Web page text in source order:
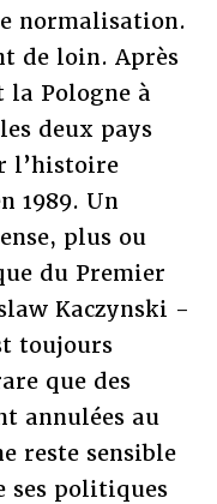
normalisation.
de loin. Après
Pologne à
deux pays
l’histoire
1989. Un
plus ou
du Premier
Kaczynski -
toujours
que des
annulées au
reste sensible
ses politiques